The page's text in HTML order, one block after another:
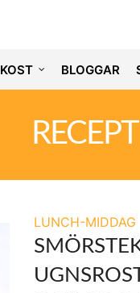
KOST BLOGGAR
LUNCH-MIDDAG